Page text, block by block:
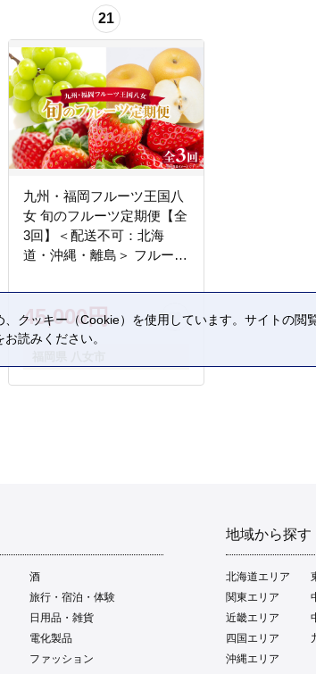
21
九州・福岡フルーツ王国八
女 旬のフルーツ定期便【全
3回】＜配送不可：北海
道・沖縄・離島＞ フルーツ
マスカット 梨 季節のフル
ーツ 果物 おすすめ セット
産地直送 福岡県 八女市
45,000円
酒
旅行・宿泊・体験
日用品・雑貨
電化製品
ファッション
地域から探す
北海道エリア
関東エリア
近畿エリア
四国エリア
沖縄エリア
クッキー（Cookie）を使用しています。サイトの閲
お読みください。